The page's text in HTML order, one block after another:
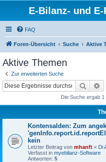
E-Bilanz- und
FAQ
Foren-Übersicht Suche Aktive
Aktive Themen
Zur erweiterten Suche
Suche
Die Suche ergab 1
Kontensalden: Zum
kein
Letzter Beitrag von mhanft « Di
Verfasst in myebilanz-Software
Antworten: 5